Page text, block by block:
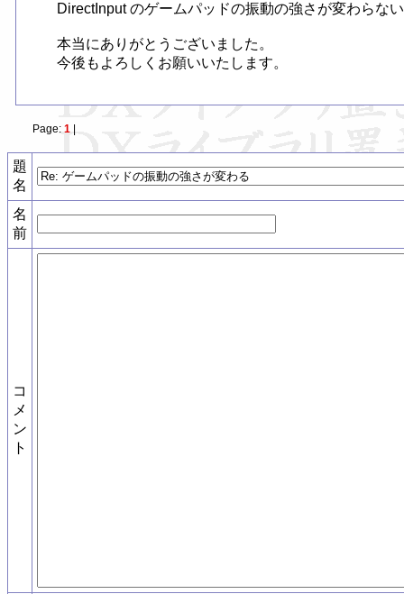
DirectInput のゲームパッドの振動の強さが変わらな
本当にありがとうございました。
今後もよろしくお願いいたします。
Page: 1|
題
名
名
前
コ
メ
ン
ト